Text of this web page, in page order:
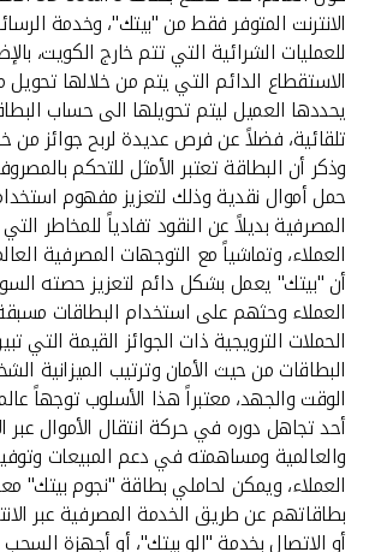
الانترنت المتوفر فقط من "بيتك"، وخدمة
للعمليات الشرائية التي تتم خارج الكويت،
الاستقطاع الدائم التي يتم من خلالها تحويل
يحددها العميل ليتم تحويلها الى حساب
تلقائية، فضلاً عن فرص عديدة لربح جوائز من
وذكر أن البطاقة تعتبر الأمثل للتحكم
حمل أموال نقدية وذلك لتعزيز مفهوم
المصرفية بديلاً عن النقود تفادياً للمخاطر
العملاء، وتماشياً مع التوجهات المصرفية
أن "بيتك" يعمل بشكل دائم لتعزيز حصته
العملاء وحثهم على استخدام البطاقات
الحملات الترويجية ذات الجوائز القيمة التي
البطاقات من حيث الأمان وترتيب الميزانية
الوقت والجهد، معتبراً هذا الأسلوب توجهاً
أحد تجاهل دوره في حركة انتقال الأموال عبر
والعالمية ومساهمته في دعم المبيعات
العملاء، ويمكن لحاملي بطاقة "نجوم بيتك"
أو الاتصال بخدمة "الو بيتك"، أو أجهزة السحب